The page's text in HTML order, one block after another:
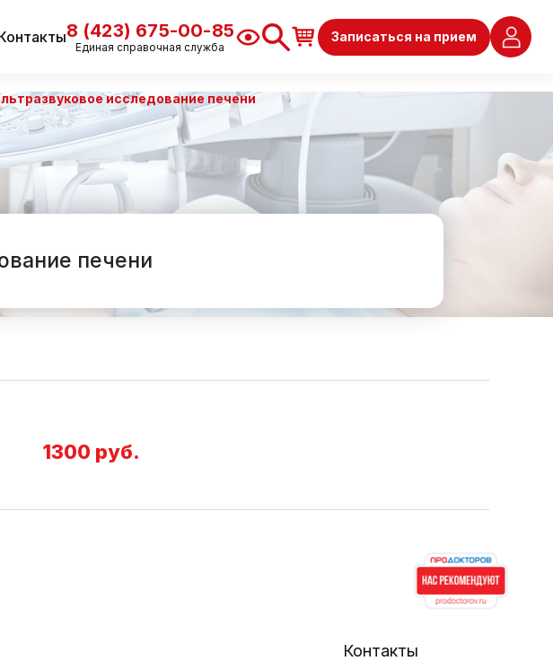
8 (423) 675-00-85
Единая справочная служба
Записаться на прием
исследование печени
печени
1300 руб.
Контакты